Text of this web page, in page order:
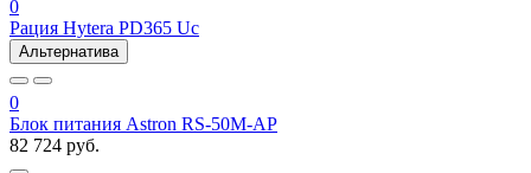
0
Рация Hytera PD365 Uc
Альтернатива
0
Блок питания Astron RS-50M-AP
82 724 руб.